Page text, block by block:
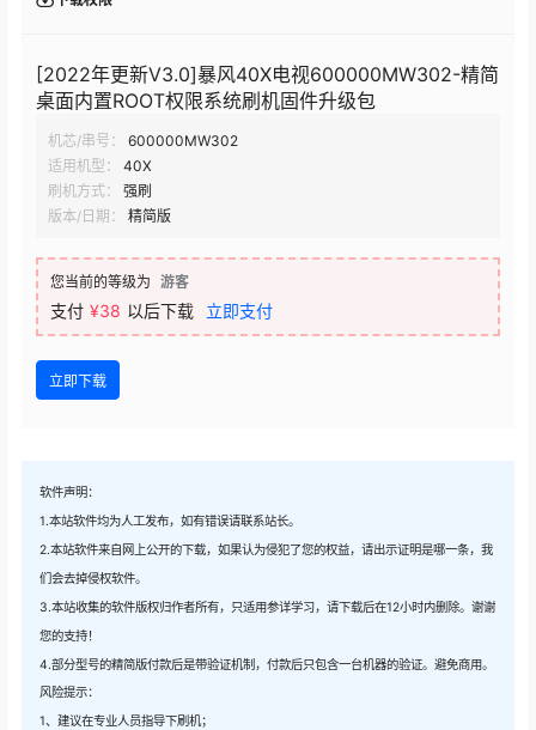
[2022年更新V3.0]暴风40X电视600000MW302-精简
桌面内置ROOT权限系统刷机固件升级包
机芯/串号：
600000MW302
适用机型：
40X
刷机方式：
强刷
版本/日期：
精简版
您当前的等级为 游客
支付 ¥38 以后下载 立即支付
立即下载
软件声明：
1.本站软件均为人工发布，如有错误请联系站长。
2.本站软件来自网上公开的下载，如果认为侵犯了您的权益，请出示证明是哪一条，我
们会去掉侵权软件。
3.本站收集的软件版权归作者所有，只适用参详学习，请下载后在12小时内删除。谢谢
您的支持！
4.部分型号的精简版付款后是带验证机制，付款后只包含一台机器的验证。避免商用。
风险提示：
1、建议在专业人员指导下刷机；